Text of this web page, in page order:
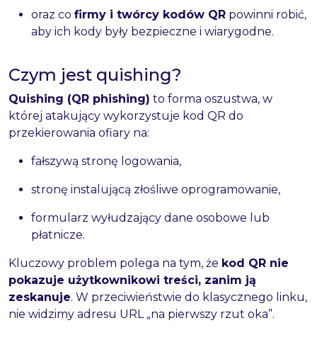
oraz co firmy i twórcy kodów QR powinni robić,
aby ich kody były bezpieczne i wiarygodne.
Czym jest quishing?
Quishing (QR phishing) to forma oszustwa, w
której atakujący wykorzystuje kod QR do
przekierowania ofiary na:
fałszywą stronę logowania,
stronę instalującą złośliwe oprogramowanie,
formularz wyłudzający dane osobowe lub
płatnicze.
Kluczowy problem polega na tym, że kod QR nie
pokazuje użytkownikowi treści, zanim ją
zeskanuje. W przeciwieństwie do klasycznego linku,
nie widzimy adresu URL „na pierwszy rzut oka”.